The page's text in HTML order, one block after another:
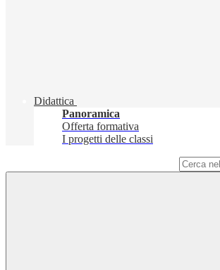
Didattica
Panoramica
Offerta formativa
I progetti delle classi